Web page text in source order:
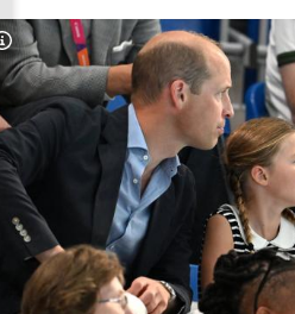
Untermenü
Untermenü
Untermenü
Untermenü
Untermenü
Copyright-Hinweis öffnen/schließen